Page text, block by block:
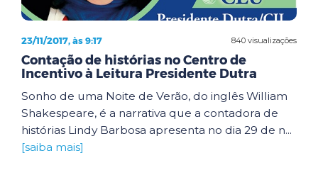
840 visualizações
23/11/2017, às 9:17
Contação de histórias no Centro de
Incentivo à Leitura Presidente Dutra
Sonho de uma Noite de Verão, do inglês William
Shakespeare, é a narrativa que a contadora de
histórias Lindy Barbosa apresenta no dia 29 de n...
[saiba mais]